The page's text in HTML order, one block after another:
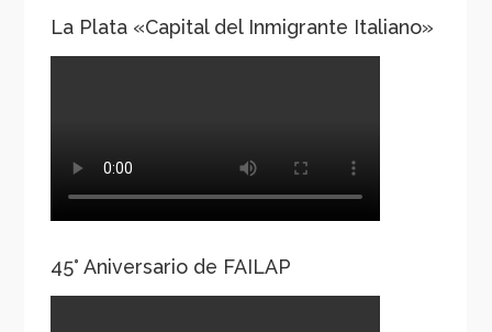
La Plata «Capital del Inmigrante Italiano»
45° Aniversario de FAILAP